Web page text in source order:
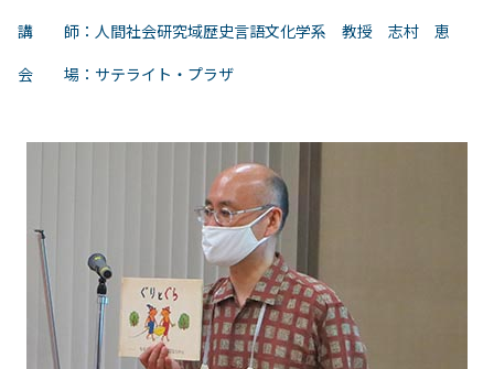
講 師：人間社会研究域歴史言語文化学系 教授 志村 恵
会 場：サテライト・プラザ